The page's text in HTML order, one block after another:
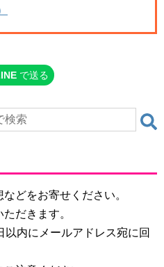
で送る
どをお寄せください。
だきます。
内にメールアドレス宛に回